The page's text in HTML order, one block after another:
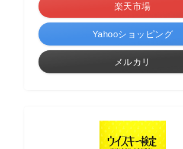
楽天市場
Yahooショッピング
メルカリ